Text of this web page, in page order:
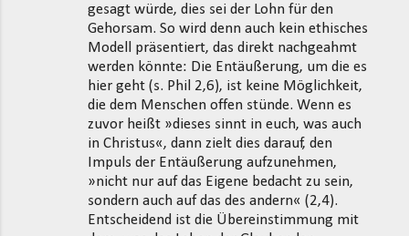
gesagt würde, dies sei der Lohn für den
Gehorsam. So wird denn auch kein ethisches
Modell präsentiert, das direkt nachgeahmt
werden könnte: Die Entäußerung, um die es
hier geht (s. Phil 2,6), ist keine Möglichkeit,
die dem Menschen offen stünde. Wenn es
zuvor heißt »dieses sinnt in euch, was auch
in Christus«, dann zielt dies darauf, den
Impuls der Entäußerung aufzunehmen,
»nicht nur auf das Eigene bedacht zu sein,
sondern auch auf das des andern« (2,4).
Entscheidend ist die Übereinstimmung mit